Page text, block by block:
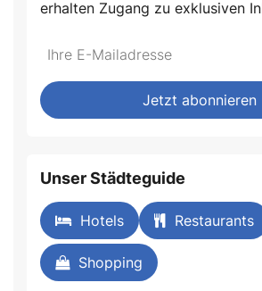
erhalten Zugang zu exklusiven
Do
fill
this
*Ihre
Mailadresse:
Jetzt abonnieren
Unser Städteguide
Hotels Restaurants
Shopping